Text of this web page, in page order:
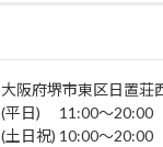
大阪府堺市東区日置荘
(平日) 11:00～20:00
(土日祝) 10:00～20:00